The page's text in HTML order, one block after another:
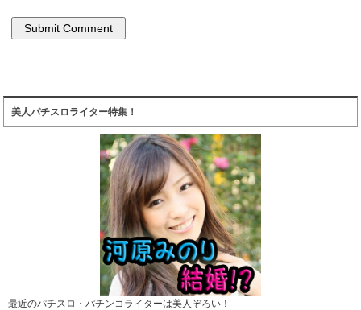
美人パチスロライター特集！
最近のパチスロ・パチンコライターは美人ぞろい！